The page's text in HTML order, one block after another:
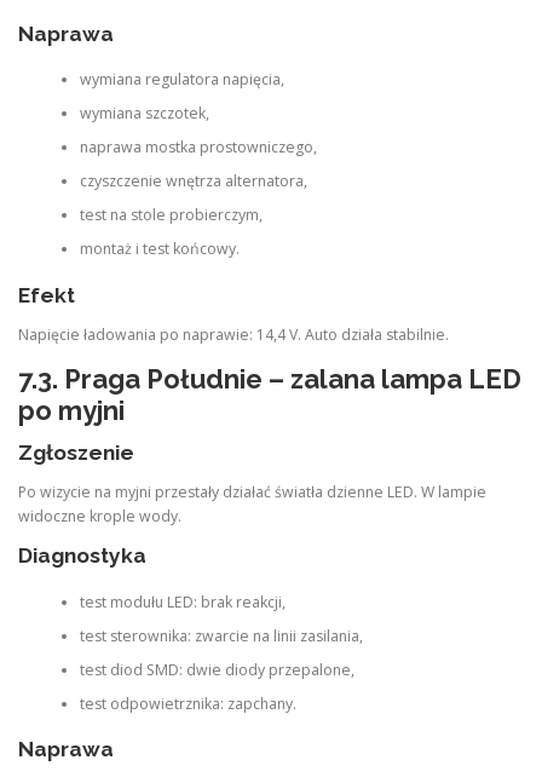
Naprawa
wymiana regulatora napięcia,
wymiana szczotek,
naprawa mostka prostowniczego,
czyszczenie wnętrza alternatora,
test na stole probierczym,
montaż i test końcowy.
Efekt
Napięcie ładowania po naprawie: 14,4 V. Auto działa stabilnie.
7.3. Praga Południe – zalana lampa LED
po myjni
Zgłoszenie
Po wizycie na myjni przestały działać światła dzienne LED. W lampie
widoczne krople wody.
Diagnostyka
test modułu LED: brak reakcji,
test sterownika: zwarcie na linii zasilania,
test diod SMD: dwie diody przepalone,
test odpowietrznika: zapchany.
Naprawa